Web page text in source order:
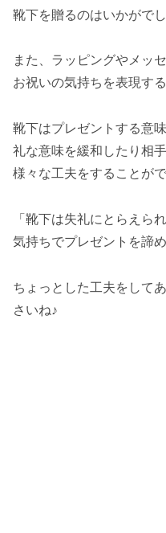
靴下を贈るのはいかがで
また、ラッピングやメッ
お祝いの気持ちを表現す
靴下はプレゼントする意
礼な意味を緩和したり相
様々な工夫をすることがで
「靴下は失礼にとらえら
気持ちでプレゼントを諦
ちょっとした工夫をして
さいね♪